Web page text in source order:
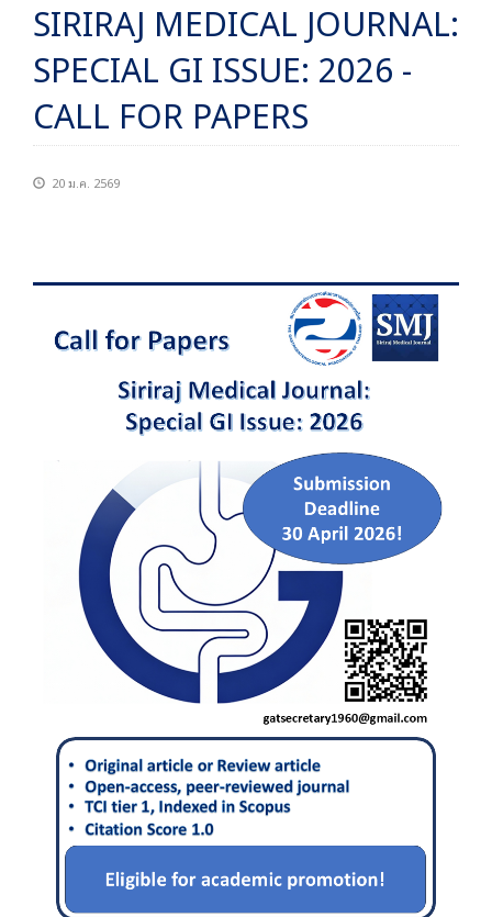
SIRIRAJ MEDICAL JOURNAL:
SPECIAL GI ISSUE: 2026 -
CALL FOR PAPERS
20 ม.ค. 2569